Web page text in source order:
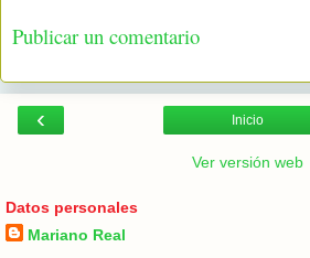
Publicar un comentario
‹ Inicio
Ver versión web
Datos personales
Mariano Real